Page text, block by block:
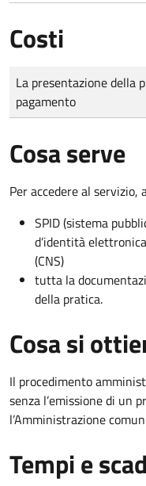
Costi
Tipo di pagamento
Importo
La presentazione della
pagamento
Cosa serve
Per accedere al servizio,
SPID (sistema
d’identità
(CNS)
tutta la
della pratica.
Cosa si
Il procedimento
senza l’emissione di un
l’Amministrazione
Tempi e